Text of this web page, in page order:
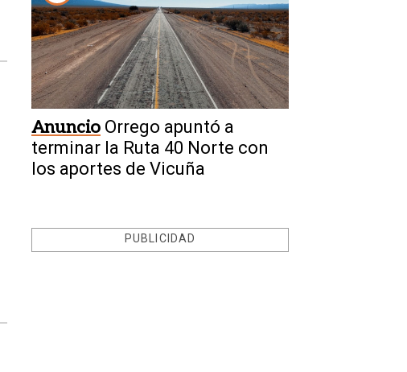
Anuncio Orrego apuntó a
terminar la Ruta 40 Norte con
los aportes de Vicuña
PUBLICIDAD